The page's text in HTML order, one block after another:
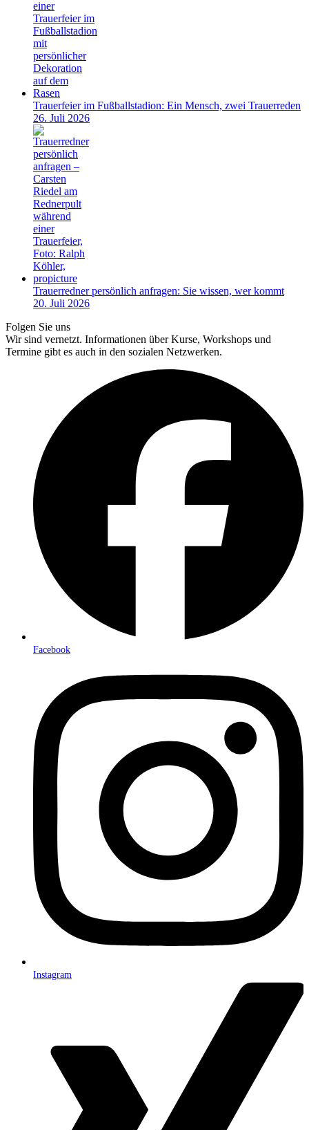
Trauerfeier im Fußballstadion: Ein Mensch, zwei Trauerreden
26. Juli 2026
Trauerredner persönlich anfragen: Sie wissen, wer kommt
20. Juli 2026
Folgen Sie uns
Wir sind vernetzt. Informationen über Kurse, Workshops und
Termine gibt es auch in den sozialen Netzwerken.
Facebook
Instagram